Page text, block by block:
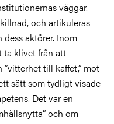
väggar.
och artikuleras
aktörer. Inom
ta klivet från att
till kaffet,” mot
sätt som tydligt visade
Det var en
och om